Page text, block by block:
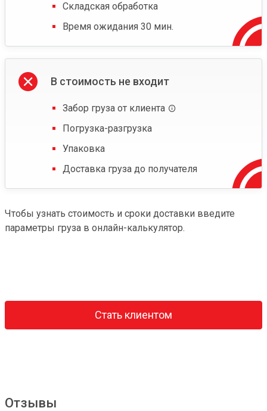
Складская обработка
Время ожидания 30 мин.
В стоимость не входит
Забор груза от клиента
Погрузка-разгрузка
Упаковка
Доставка груза до получателя
Чтобы узнать стоимость и сроки доставки введите
параметры груза в онлайн-калькулятор.
Стать клиентом
Отзывы